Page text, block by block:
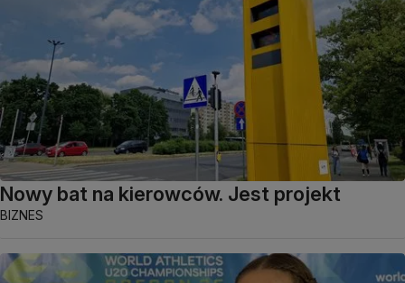
Nowy bat na kierowców. Jest projekt
BIZNES